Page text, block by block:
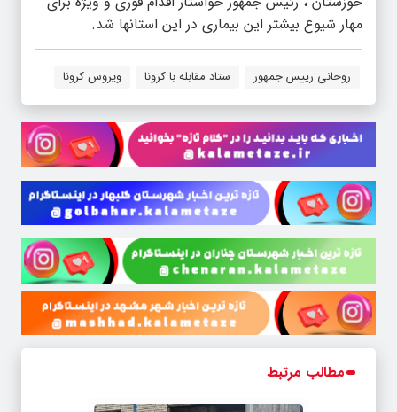
مهار شیوع بیشتر این بیماری در این استانها شد.
روحانی رییس جمهور ستاد مقابله با کرونا ویروس کرونا
مطالب مرتبط